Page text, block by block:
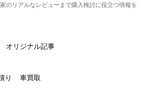
のリアルなレビューまで購入検討に役立つ情報を
オリジナル記事
り 車買取